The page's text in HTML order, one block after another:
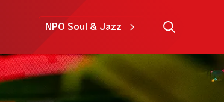
NPO Soul & Jazz